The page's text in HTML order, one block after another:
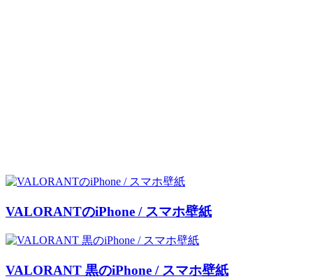
VALORANTのiPhone / スマホ壁紙
VALORANT 黒のiPhone / スマホ壁紙